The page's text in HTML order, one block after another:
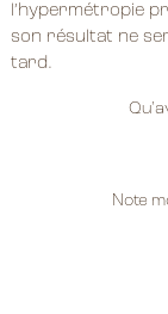
l’hypermétropie
son résultat ne
tard.
Note